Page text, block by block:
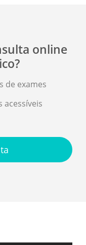
online
de exames
acessíveis